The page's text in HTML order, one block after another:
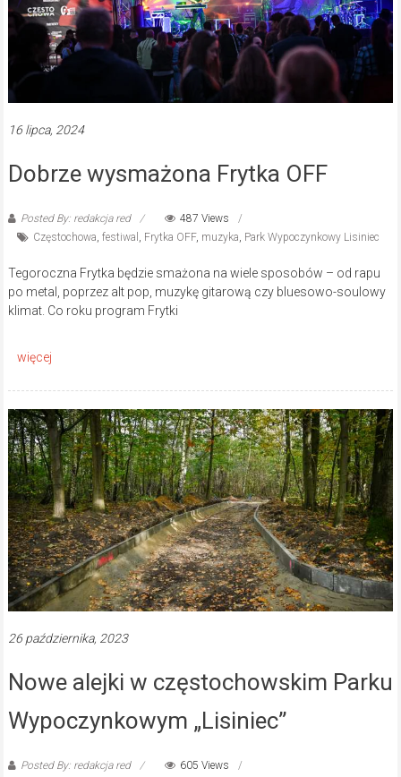
16 lipca, 2024
Dobrze wysmażona Frytka OFF
Posted By: redakcja red
487 Views
Częstochowa, festiwal , Frytka OFF, muzyka, Park Wypoczynkowy Lisiniec
Tegoroczna Frytka będzie smażona na wiele sposobów – od rapu
po metal, poprzez alt pop, muzykę gitarową czy bluesowo-soulowy
klimat. Co roku program Frytki
26 października, 2023
Nowe alejki w częstochowskim Parku
Wypoczynkowym „Lisiniec”
Posted By: redakcja red 605 Views